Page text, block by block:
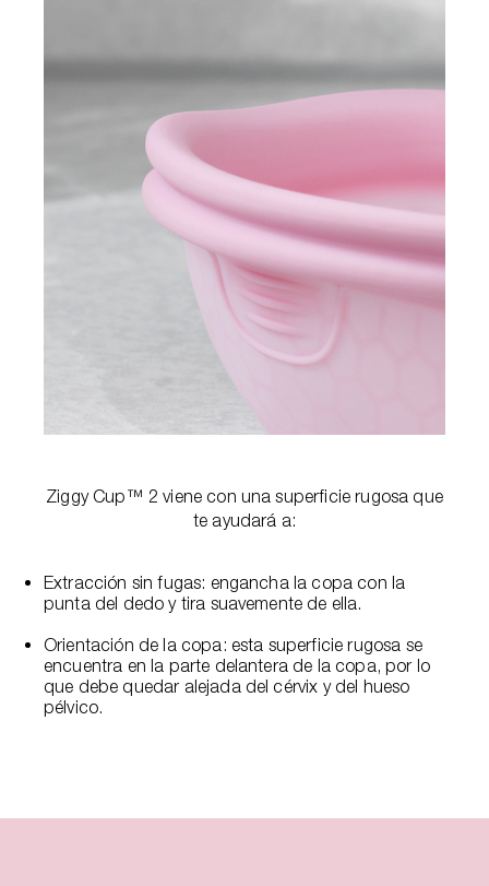
Ziggy Cup™ 2 viene con una superficie rugosa que
te ayudará a:
Extracción sin fugas: engancha la copa con la
punta del dedo y tira suavemente de ella.
Orientación de la copa: esta superficie rugosa se
encuentra en la parte delantera de la copa, por lo
que debe quedar alejada del cérvix y del hueso
pélvico.